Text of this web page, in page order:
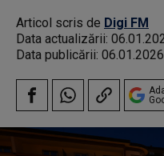
Articol scris de Digi FM
Data actualizării:
Data publicării: